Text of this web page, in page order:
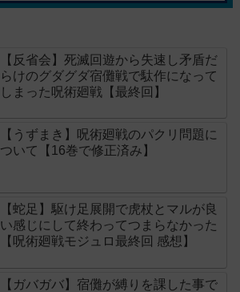
【反省会】死滅回遊から失速し矛盾だ
らけのグダグダ宿儺戦で駄作になって
しまった呪術廻戦【最終回】
【うずまき】呪術廻戦のパクリ問題に
ついて【16巻で修正済み】
【蛇足】駆け足展開で虎杖とマルが良
い感じにして終わってつまらなかった
【呪術廻戦モジュロ最終回 感想】
【ガバガバ】宿儺が縛りを課した事で